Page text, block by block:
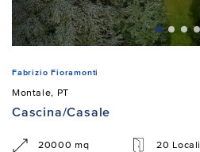
Fabrizio Fioramonti
Montale, PT
Cascina/Casale
20000 mq 20 Locali